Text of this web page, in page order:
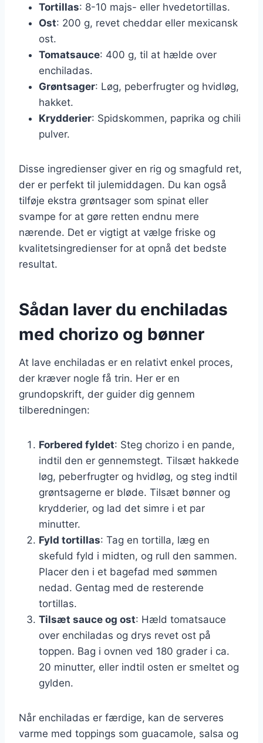
Tortillas: 8-10 majs- eller hvedetortillas.
Ost: 200 g, revet cheddar eller mexicansk
ost.
Tomatsauce: 400 g, til at hælde over
enchiladas.
Grøntsager: Løg, peberfrugter og hvidløg,
hakket.
Krydderier: Spidskommen, paprika og chili
pulver.
Disse ingredienser giver en rig og smagfuld ret,
der er perfekt til julemiddagen. Du kan også
tilføje ekstra grøntsager som spinat eller
svampe for at gøre retten endnu mere
nærende. Det er vigtigt at vælge friske og
kvalitetsingredienser for at opnå det bedste
resultat.
Sådan laver du enchiladas
med chorizo og bønner
At lave enchiladas er en relativt enkel proces,
der kræver nogle få trin. Her er en
grundopskrift, der guider dig gennem
tilberedningen:
Forbered fyldet: Steg chorizo i en pande,
indtil den er gennemstegt. Tilsæt hakkede
løg, peberfrugter og hvidløg, og steg indtil
grøntsagerne er bløde. Tilsæt bønner og
krydderier, og lad det simre i et par
minutter.
Fyld tortillas: Tag en tortilla, læg en
skefuld fyld i midten, og rull den sammen.
Placer den i et bagefad med sømmen
nedad. Gentag med de resterende
tortillas.
Tilsæt sauce og ost: Hæld tomatsauce
over enchiladas og drys revet ost på
toppen. Bag i ovnen ved 180 grader i ca.
20 minutter, eller indtil osten er smeltet og
gylden.
Når enchiladas er færdige, kan de serveres
varme med toppings som guacamole, salsa og